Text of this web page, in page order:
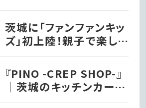
おにぎり味噌汁セットを
いただきました!!
茨城に「ファンファンキッ
ズ」初上陸！親子で楽しむ
新感覚室内遊園地｜水
戸市
『PINO -CREP SHOP-』
｜茨城のキッチンカー巡
り